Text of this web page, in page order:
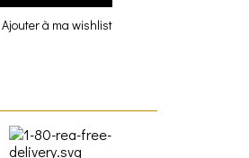
Ajouter à ma wishlist